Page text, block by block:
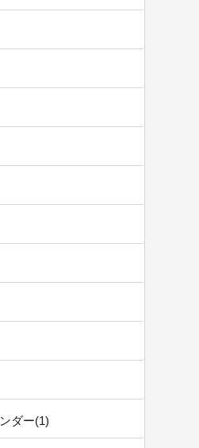
ダー(1)